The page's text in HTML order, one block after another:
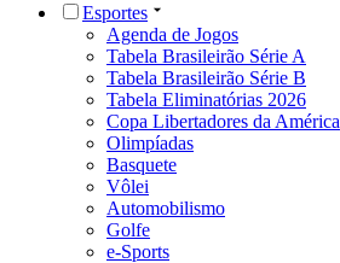
Esportes
Agenda de Jogos
Tabela Brasileirão Série A
Tabela Brasileirão Série B
Tabela Eliminatórias 2026
Copa Libertadores da América
Olimpíadas
Basquete
Vôlei
Automobilismo
Golfe
e-Sports